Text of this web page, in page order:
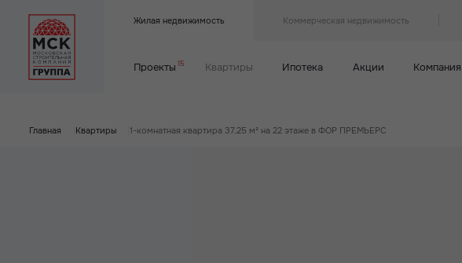
Жилая недвижимость Коммерческая недвижимость
Проекты 15 Квартиры Ипотека Акции Компания
Главная Квартиры 1-комнатная квартира 37.25 м² на 22 этаже в ФОР ПРЕМЬЕРС